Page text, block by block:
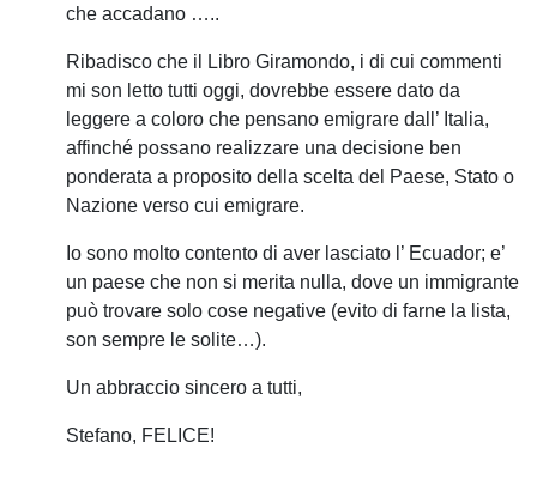
che accadano …..
Ribadisco che il Libro Giramondo, i di cui commenti
mi son letto tutti oggi, dovrebbe essere dato da
leggere a coloro che pensano emigrare dall’ Italia,
affinché possano realizzare una decisione ben
ponderata a proposito della scelta del Paese, Stato o
Nazione verso cui emigrare.
Io sono molto contento di aver lasciato l’ Ecuador; e’
un paese che non si merita nulla, dove un immigrante
può trovare solo cose negative (evito di farne la lista,
son sempre le solite…).
Un abbraccio sincero a tutti,
Stefano, FELICE!